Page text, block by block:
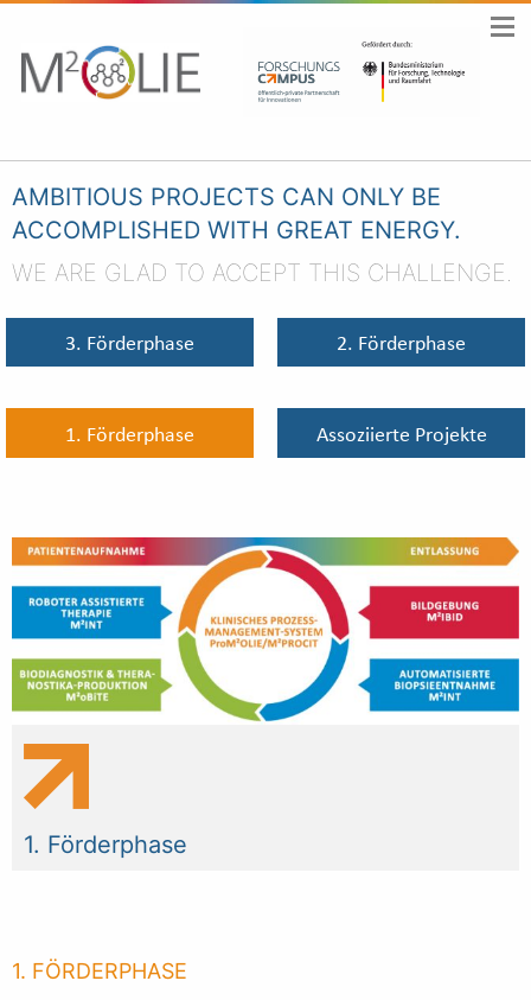
AMBITIOUS PROJECTS CAN ONLY BE
ACCOMPLISHED WITH GREAT ENERGY.
WE ARE GLAD TO ACCEPT THIS CHALLENGE.
3. Förderphase 2. Förderphase
1. Förderphase Assoziierte Projekte
1. Förderphase
1. FÖRDERPHASE